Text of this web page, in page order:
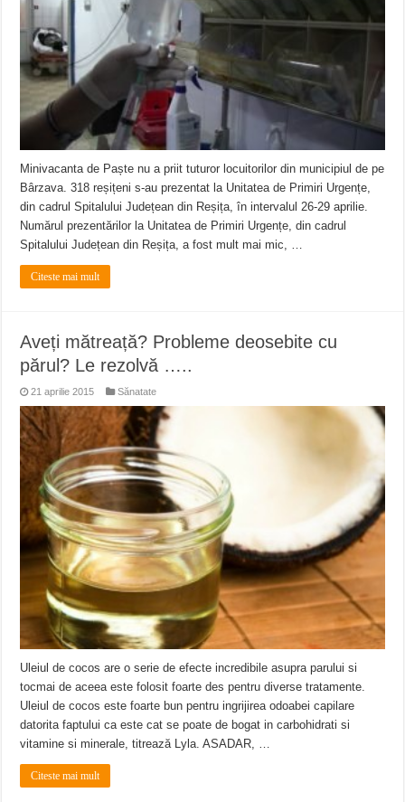
ANUNŢ OPRIRE APĂ în CARANSEBEȘ avarie
ANUNȚ OPRIRE APĂ în Reșița, cartier Țerova – avarie – 04.08.2026
Minivacanta de Paște nu a priit tuturor locuitorilor din municipiul de pe
Bârzava. 318 reșițeni s-au prezentat la Unitatea de Primiri Urgențe,
din cadrul Spitalului Județean din Reșița, în intervalul 26-29 aprilie.
Numărul prezentărilor la Unitatea de Primiri Urgențe, din cadrul
Spitalului Județean din Reșița, a fost mult mai mic, …
Citeste mai mult
Aveți mătreață? Probleme deosebite cu
părul? Le rezolvă …..
21 aprilie 2015 Sănatate
Uleiul de cocos are o serie de efecte incredibile asupra parului si
tocmai de aceea este folosit foarte des pentru diverse tratamente.
Uleiul de cocos este foarte bun pentru ingrijirea odoabei capilare
datorita faptului ca este cat se poate de bogat in carbohidrati si
vitamine si minerale, titrează Lyla. ASADAR, …
Citeste mai mult